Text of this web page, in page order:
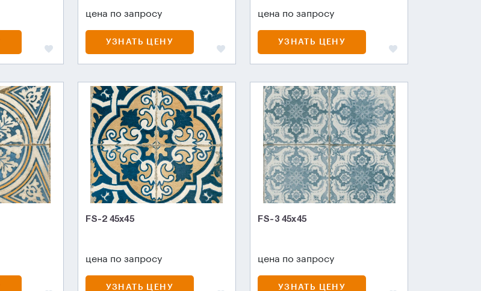
цена по запросу
УЗНАТЬ ЦЕНУ
цена по запросу
УЗНАТЬ ЦЕНУ
FS-2 45х45
цена по запросу
УЗНАТЬ ЦЕНУ
FS-3 45х45
цена по запросу
УЗНАТЬ ЦЕНУ